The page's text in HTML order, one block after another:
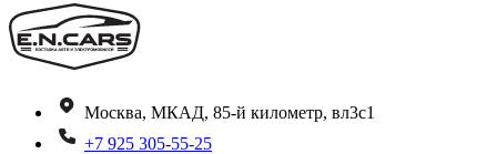
Москва, МКАД, 85-й километр, вл3с1
+7 925 305-55-25